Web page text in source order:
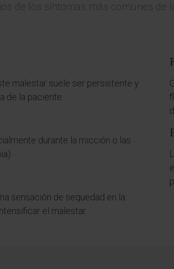
de los síntomas más comunes de
malestar suele ser persistente y
de la paciente.
durante la micción o las
sensación de sequedad en la
el malestar.